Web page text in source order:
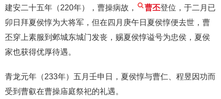
建安二十五年（220年），曹操病故， 曹丕登位，于二月已
卯日拜夏侯惇为大将军，但在四月庚午日夏侯惇便去世，曹
丕穿上素服到邺城东城门发丧，赐夏侯惇谥号为忠侯，夏侯
家也获得优厚待遇。
青龙元年（233年）五月壬申日，夏侯惇与曹仁、程昱因功而
受到曹叡在曹操庙庭祭祀的礼遇。